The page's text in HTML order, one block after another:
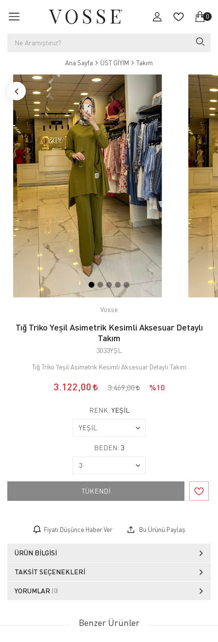
0
Ana Sayfa ÜST GİYİM Takım
Vosse
Tığ Triko Yeşil Asimetrik Kesimli Aksesuar Detaylı
Takım
3033YŞL
Tığ Triko Yeşil Asimetrik Kesimli Aksesuar Detaylı Takım
3.122,00 3.469,00 %10
RENK: YEŞİL
BEDEN: 3
TÜKENDİ
Fiyatı Düşünce Haber Ver Bu Ürünü Paylaş
ÜRÜN BILGISI
TAKSIT SEÇENEKLERI
YORUMLAR (0)
Benzer Ürünler